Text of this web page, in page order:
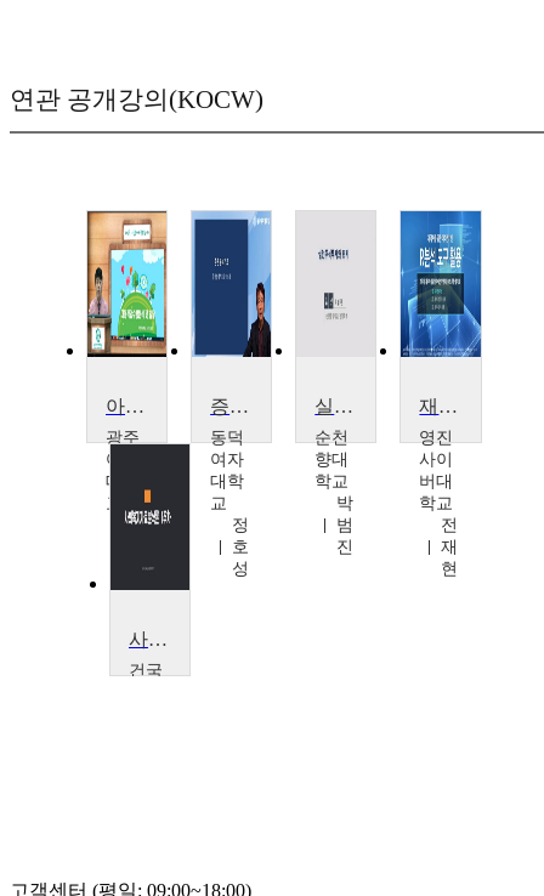
연관 공개강의(KOCW)
아동작업수행분석 및 발달(21)
광주
여자
대학
교
최
열
증권분석 기초
동덕
여자
대학
교
정
호
성
실전주식투자와 회계
순천
향대
학교
박
범
진
재직자를 위한 파이썬 기반 R분석 도구 활용
영진
사이
버대
학교
전
재
현
사회복지자료분석론
건국
고객센터 (평일: 09:00~18:00)